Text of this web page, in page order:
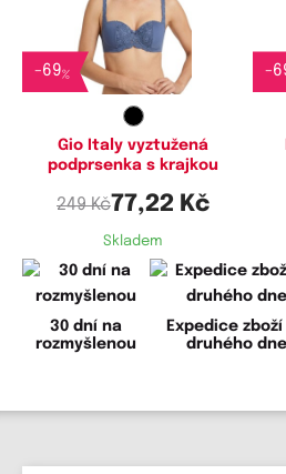
-69%
Dostupné velikosti:
70B
Gio Italy vyztužená
podprsenka s krajkou
249 Kč77,22 Kč
Skladem
-
30 dní na
rozmyšlenou
Expedice zboží
druhého dne